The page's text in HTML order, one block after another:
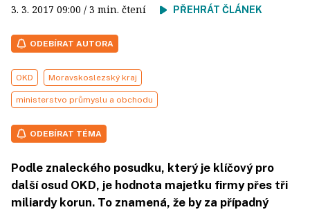
3. 3. 2017 09:00 / 3 min. čtení PŘEHRÁT ČLÁNEK
ODEBÍRAT AUTORA
OKD Moravskoslezský kraj
ministerstvo průmyslu a obchodu
ODEBÍRAT TÉMA
Podle znaleckého posudku, který je klíčový pro
další osud OKD, je hodnota majetku firmy přes tři
miliardy korun. To znamená, že by za případný